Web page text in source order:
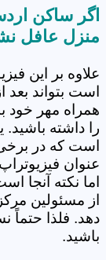
اگر ساکن
منزل عافل
علاوه بر این
است بتواند بعد
همراه مهر خود
را داشته
است که در
عنوان
اما نکته آنجا
از مسئولین
دهد. فلذا حتماً
باشید.